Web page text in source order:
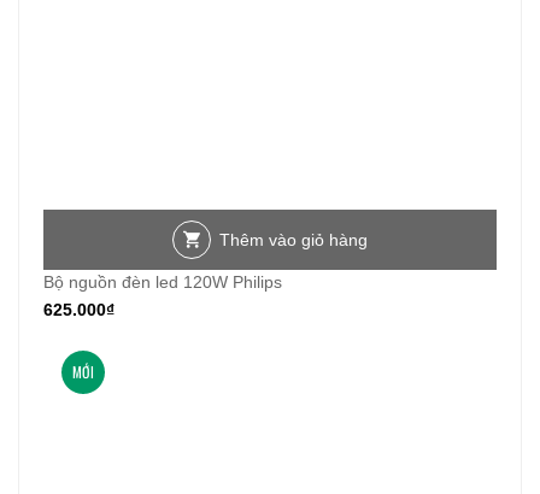
Thêm vào giỏ hàng
Bộ nguồn đèn led 120W Philips
625.000₫
MỚI